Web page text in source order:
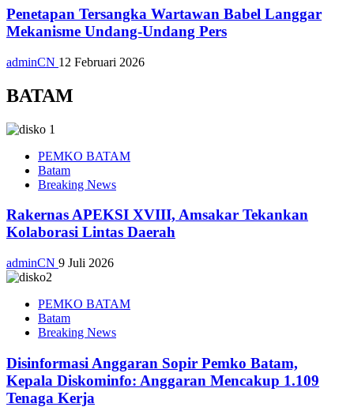
Penetapan Tersangka Wartawan Babel Langgar
Mekanisme Undang-Undang Pers
adminCN 12 Februari 2026
BATAM
PEMKO BATAM
Batam
Breaking News
Rakernas APEKSI XVIII, Amsakar Tekankan
Kolaborasi Lintas Daerah
adminCN 9 Juli 2026
PEMKO BATAM
Batam
Breaking News
Disinformasi Anggaran Sopir Pemko Batam,
Kepala Diskominfo: Anggaran Mencakup 1.109
Tenaga Kerja